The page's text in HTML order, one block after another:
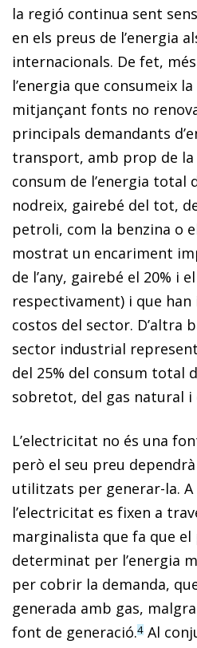
la regió continua sent
en els preus de l’energia
internacionals. De fet,
l’energia que consumeix
mitjançant fonts no
principals demandants
transport, amb prop de
consum de l’energia total
nodreix, gairebé del tot,
petroli, com la benzina o
mostrat un encariment
de l’any, gairebé el 20% i
respectivament) i que
costos del sector. D’altra
sector industrial
del 25% del consum total
sobretot, del gas natural i
L’electricitat no és una
però el seu preu
utilitzats per generar-la. A
l’electricitat es fixen a
marginalista que fa que
determinat per l’energia
per cobrir la demanda,
generada amb gas,
font de generació.4 Al